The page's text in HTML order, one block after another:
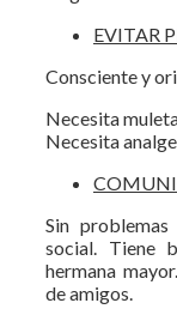
EVITAR
Consciente y
Necesita
Necesita
Sin
social. Tiene
hermana
de amigos.